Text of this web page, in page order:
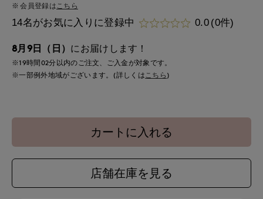
会員登録は こちら
14名がお気に入りに登録中 0.0 (0件)
8月9日（日） にお届けします！
※19時間02分以内のご注文、ご入金が対象です。
※一部例外地域がございます。(詳しくはこちら )
カートに入れる
店舗在庫を見る